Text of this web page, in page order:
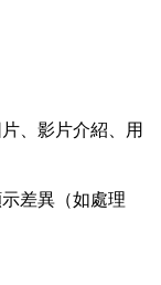
、影片介紹、用
差異（如處理